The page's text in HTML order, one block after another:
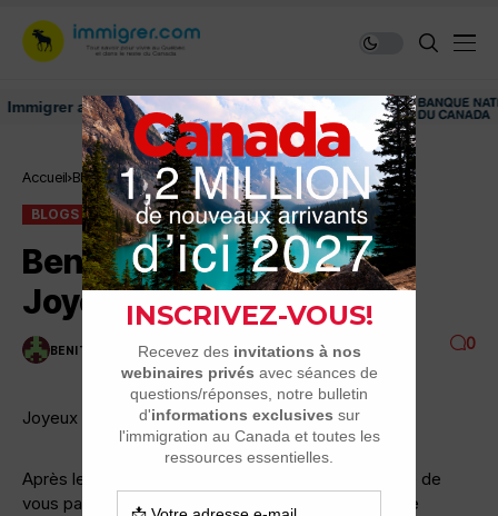
au Canada: ressources et conseils
Accueil Blogs Benito vous souhaite un Joyeux Noël à tous !
BLOGS
Benito vous souhaite un
Joyeux Noël à tous !
BENITO 4 MINUTES DE LECTURE 2.5K VUES 0
Joyeux Noël à tous !
Après les inventaires dans les dépanneurs, j’ai envie de
vous parler de Noël ! Ca tombe bien ! C’est la bonne